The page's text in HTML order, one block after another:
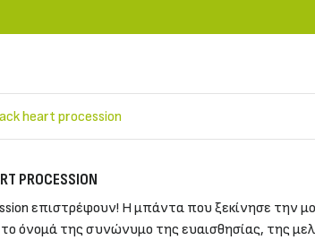
heart procession
PROCESSION
επιστρέφουν! Η μπάντα που ξεκίνησε την
όνομά της συνώνυμο της ευαισθησίας, της